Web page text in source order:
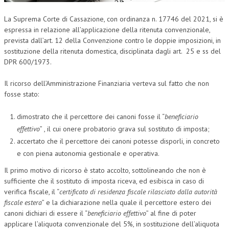
La Suprema Corte di Cassazione, con ordinanza n. 17746 del 2021, si è
espressa in relazione all’applicazione della ritenuta convenzionale,
prevista dall’art. 12 della Convenzione contro le doppie imposizioni, in
sostituzione della ritenuta domestica, disciplinata dagli art. 25 e ss del
DPR 600/1973.
Il ricorso dell’Amministrazione Finanziaria verteva sul fatto che non
fosse stato:
dimostrato che il percettore dei canoni fosse il “beneficiario
effettivo” , il cui onere probatorio grava sul sostituto di imposta;
accertato che il percettore dei canoni potesse disporli, in concreto
e con piena autonomia gestionale e operativa.
Il primo motivo di ricorso è stato accolto, sottolineando che non è
sufficiente che il sostituto di imposta riceva, ed esibisca in caso di
verifica fiscale, il “certificato di residenza fiscale rilasciato dalla autorità
fiscale estera” e la dichiarazione nella quale il percettore estero dei
canoni dichiari di essere il “beneficiario effettivo” al fine di poter
applicare l’aliquota convenzionale del 5%, in sostituzione dell’aliquota